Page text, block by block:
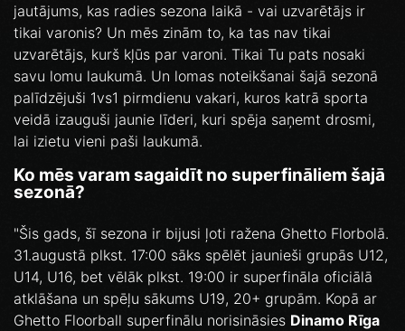
jautājums, kas radies sezona laikā - vai uzvarētājs ir
tikai varonis? Un mēs zinām to, ka tas nav tikai
uzvarētājs, kurš kļūs par varoni. Tikai Tu pats nosaki
savu lomu laukumā. Un lomas noteikšanai šajā sezonā
palīdzējuši 1vs1 pirmdienu vakari, kuros katrā sporta
veidā izauguši jaunie līderi, kuri spēja saņemt drosmi,
lai izietu vieni paši laukumā.
Ko mēs varam sagaidīt no superfināliem šajā
sezonā?
"Šis gads, šī sezona ir bijusi ļoti ražena Ghetto Florbolā.
31.augustā plkst. 17:00 sāks spēlēt jaunieši grupās U12,
U14, U16, bet vēlāk plkst. 19:00 ir superfināla oficiālā
atklāšana un spēļu sākums U19, 20+ grupām. Kopā ar
Ghetto Floorball superfinālu norisināsies Dinamo Rīga